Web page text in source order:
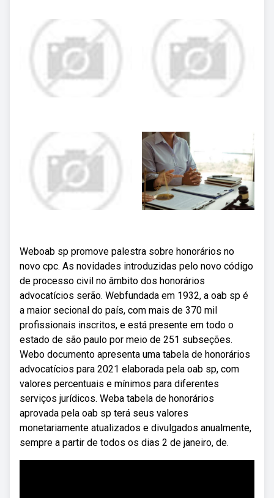
Weboab sp promove palestra sobre honorários no
novo cpc. As novidades introduzidas pelo novo código
de processo civil no âmbito dos honorários
advocatícios serão. Webfundada em 1932, a oab sp é
a maior secional do país, com mais de 370 mil
profissionais inscritos, e está presente em todo o
estado de são paulo por meio de 251 subseções.
Webo documento apresenta uma tabela de honorários
advocatícios para 2021 elaborada pela oab sp, com
valores percentuais e mínimos para diferentes
serviços jurídicos. Weba tabela de honorários
aprovada pela oab sp terá seus valores
monetariamente atualizados e divulgados anualmente,
sempre a partir de todos os dias 2 de janeiro, de.